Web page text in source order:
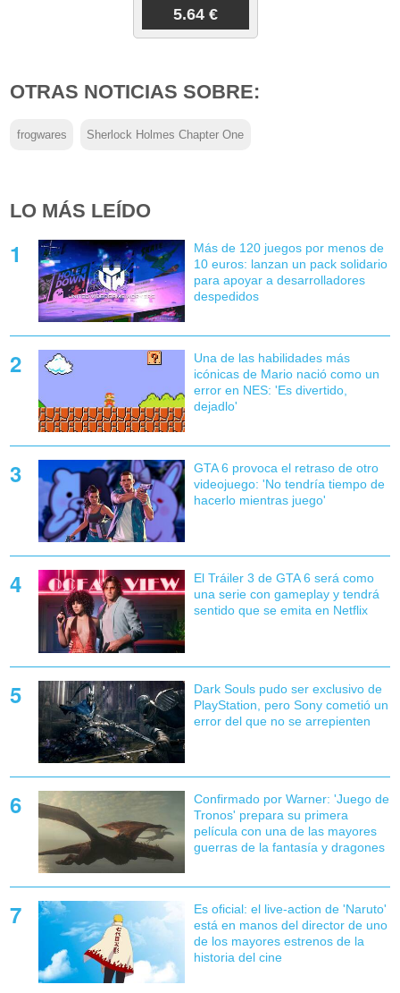
5.64 €
OTRAS NOTICIAS SOBRE:
frogwares Sherlock Holmes Chapter One
LO MÁS LEÍDO
Más de 120 juegos por menos de
10 euros: lanzan un pack solidario
para apoyar a desarrolladores
despedidos
Una de las habilidades más
icónicas de Mario nació como un
error en NES: 'Es divertido,
dejadlo'
GTA 6 provoca el retraso de otro
videojuego: 'No tendría tiempo de
hacerlo mientras juego'
El Tráiler 3 de GTA 6 será como
una serie con gameplay y tendrá
sentido que se emita en Netflix
Dark Souls pudo ser exclusivo de
PlayStation, pero Sony cometió un
error del que no se arrepienten
Confirmado por Warner: 'Juego de
Tronos' prepara su primera
película con una de las mayores
guerras de la fantasía y dragones
Es oficial: el live-action de 'Naruto'
está en manos del director de uno
de los mayores estrenos de la
historia del cine